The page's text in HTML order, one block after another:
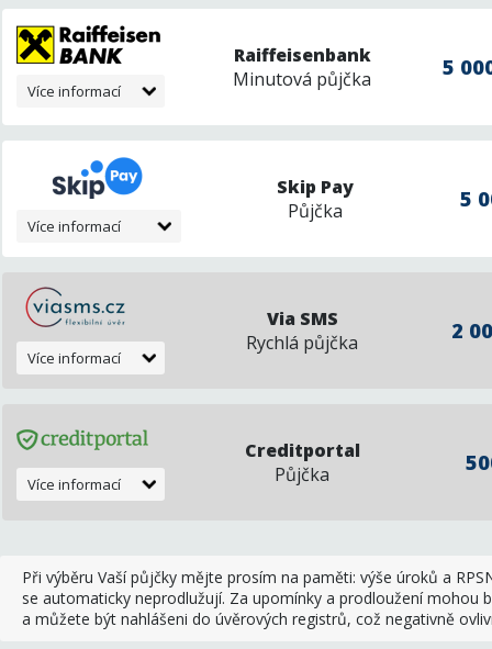
Více informací
Raiffeisenbank
Minutová půjčka
5
Více informací
Skip Pay
Půjčka
5
Více informací
Via SMS
Rychlá půjčka
2
Více informací
Creditportal
Půjčka
Při výběru Vaší půjčky mějte prosím na paměti: výše úroků a
se automaticky neprodlužují. Za upomínky a prodloužení mohou
a můžete být nahlášeni do úvěrových registrů, což negativně